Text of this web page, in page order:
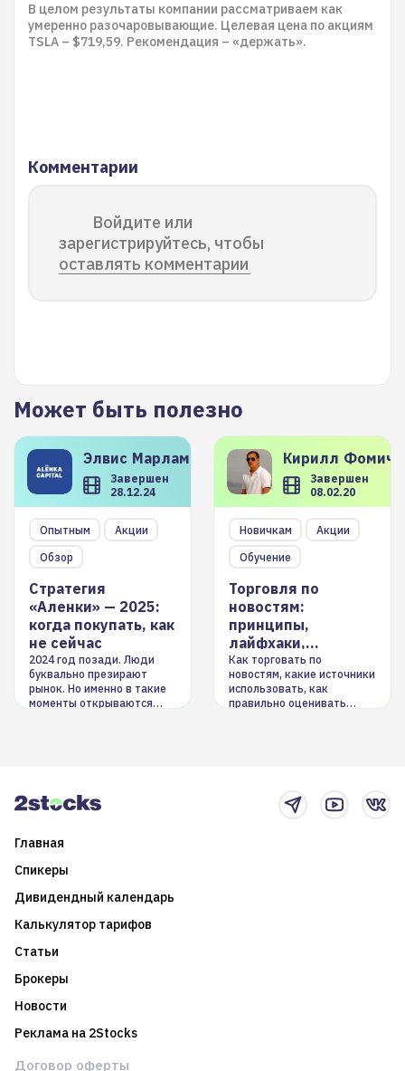
В целом результаты компании рассматриваем как
умеренно разочаровывающие. Целевая цена по акциям
TSLA – $719,59. Рекомендация – «держать».
Комментарии
Войдите или
зарегистрируйтесь, чтобы
оставлять комментарии
Может быть полезно
Элвис Марламов
Завершен
28.12.24
Опытным
Акции
Обзор
Стратегия
«Аленки» — 2025:
когда покупать, как
не сейчас
2024 год позади. Люди
буквально презирают
рынок. Но именно в такие
моменты открываются
Кирилл
Завершен
08.02.20
Новичкам
Акции
Обучение
Торговля по
новостям:
принципы,
лайфхаки,
инструменты
Как торговать по
новостям, какие источники
использовать, как
правильно оценивать
Главная
Спикеры
Дивидендный календарь
Калькулятор тарифов
Статьи
Брокеры
Новости
Реклама на 2Stocks
Договор оферты